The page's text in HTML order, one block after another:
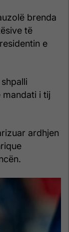
brenda
të
e
mandati i tij
ardhjen